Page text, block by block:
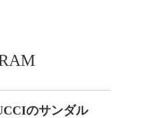
のサンダル